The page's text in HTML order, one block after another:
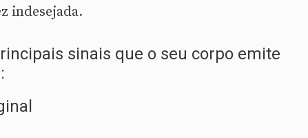
indesejada.
sinais que o seu corpo emite